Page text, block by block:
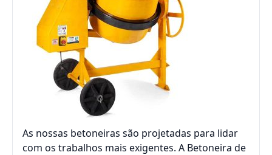
As nossas betoneiras são projetadas para lidar
com os trabalhos mais exigentes. A Betoneira de